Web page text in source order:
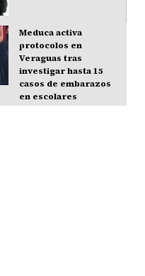
Meduca activa
protocolos en
Veraguas tras
investigar hasta 15
casos de embarazos
en escolares